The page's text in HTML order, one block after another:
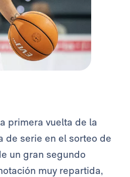
primera vuelta de la
de serie en el sorteo de
un gran segundo
muy repartida,